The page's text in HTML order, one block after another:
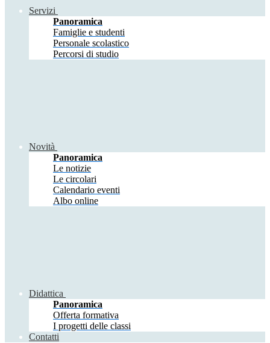
Servizi
Panoramica
Famiglie e studenti
Personale scolastico
Percorsi di studio
Novità
Panoramica
Le notizie
Le circolari
Calendario eventi
Albo online
Didattica
Panoramica
Offerta formativa
I progetti delle classi
Contatti